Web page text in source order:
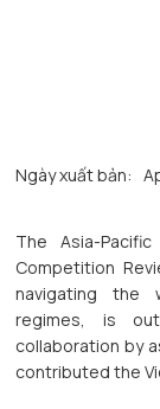
Ngày xuất bản:
The Asia-
Competition
navigating the
regimes, is
collaboration by
contributed the